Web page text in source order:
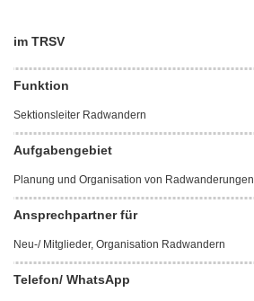
im TRSV
Funktion
Sektionsleiter Radwandern
Aufgabengebiet
Planung und Organisation von Radwanderungen
Ansprechpartner für
Neu-/ Mitglieder, Organisation Radwandern
Telefon/ WhatsApp